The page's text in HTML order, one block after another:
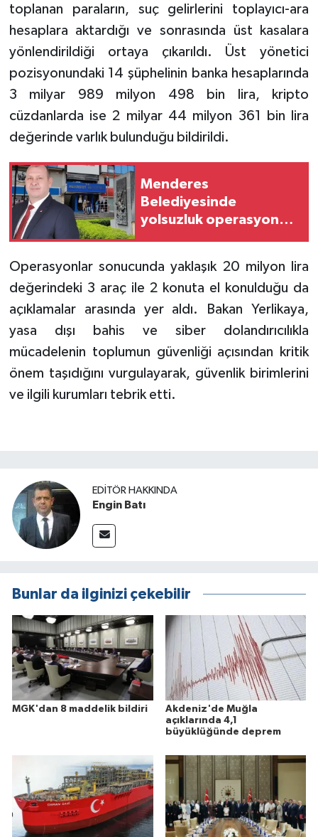
toplanan paraların, suç gelirlerini toplayıcı-ara
hesaplara aktardığı ve sonrasında üst kasalara
yönlendirildiği ortaya çıkarıldı. Üst yönetici
pozisyonundaki 14 şüphelinin banka hesaplarında
3 milyar 989 milyon 498 bin lira, kripto
cüzdanlarda ise 2 milyar 44 milyon 361 bin lira
değerinde varlık bulunduğu bildirildi.
Menderes
Belediyesinde
yolsuzluk operasyonu!
Operasyonlar sonucunda yaklaşık 20 milyon lira
değerindeki 3 araç ile 2 konuta el konulduğu da
açıklamalar arasında yer aldı. Bakan Yerlikaya,
yasa dışı bahis ve siber dolandırıcılıkla
mücadelenin toplumun güvenliği açısından kritik
önem taşıdığını vurgulayarak, güvenlik birimlerini
ve ilgili kurumları tebrik etti.
EDITÖR HAKKINDA
Engin Batı
Bunlar da ilginizi çekebilir
MGK'dan 8 maddelik bildiri
Akdeniz'de Muğla
açıklarında 4,1
büyüklüğünde deprem